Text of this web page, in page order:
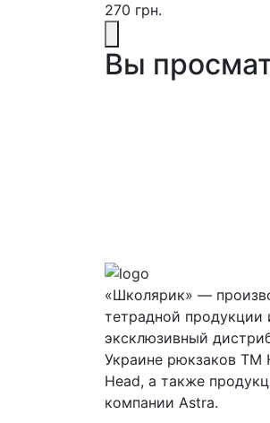
270 грн.
Вы
«Школярик» —
тетрадной продукции
эксклюзивный
Украине рюкзаков ТМ
Head, а также
компании Astra.